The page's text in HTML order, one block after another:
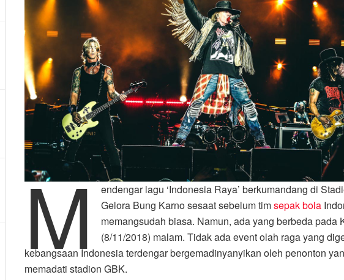
M endengar lagu ‘Indonesia Raya’ berkumandang di
Gelora Bung Karno sesaat sebelum timsepak bola
memangsudah biasa. Namun, ada yang berbeda pada
(8/11/2018) malam. Tidak ada event olah raga yang
kebangsaan Indonesia terdengar bergemadinyanyikan oleh penonton
memadati stadion GBK.